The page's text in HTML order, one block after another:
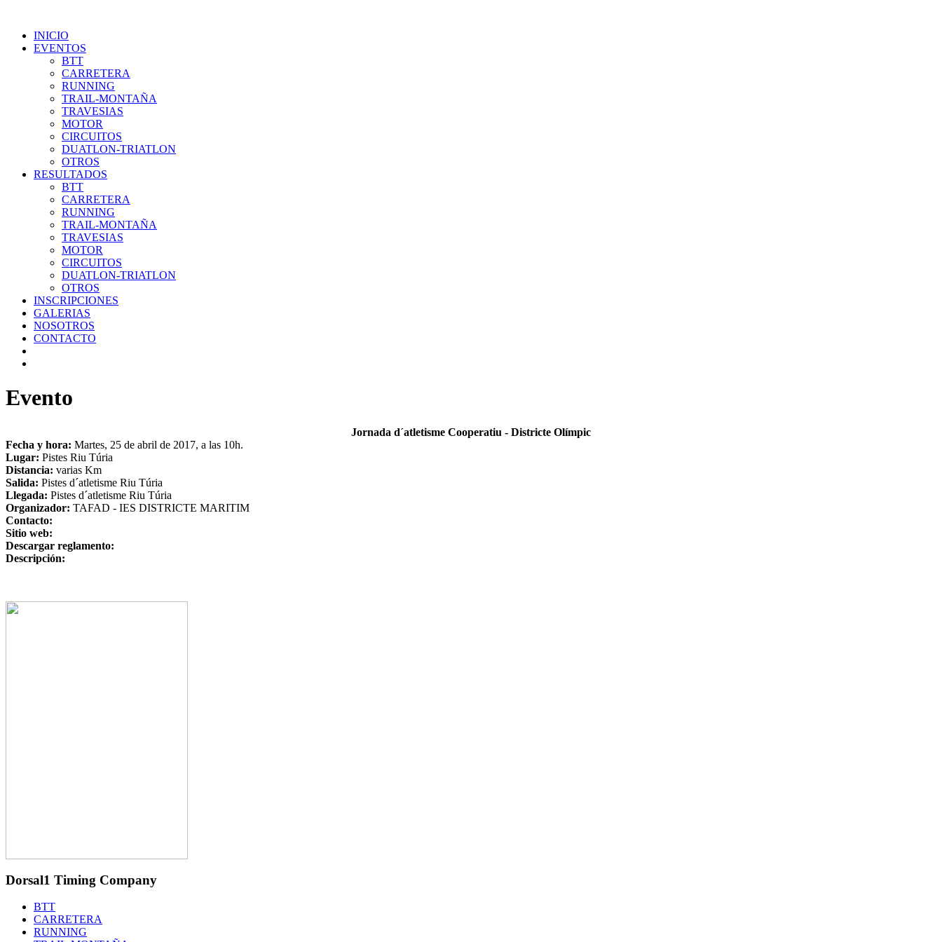
INICIO
EVENTOS
BTT
CARRETERA
RUNNING
TRAIL-MONTAÑA
TRAVESIAS
MOTOR
CIRCUITOS
DUATLON-TRIATLON
OTROS
RESULTADOS
BTT
CARRETERA
RUNNING
TRAIL-MONTAÑA
TRAVESIAS
MOTOR
CIRCUITOS
DUATLON-TRIATLON
OTROS
INSCRIPCIONES
GALERIAS
NOSOTROS
CONTACTO
Evento
Jornada d´atletisme Cooperatiu - Districte Olímpic
Fecha y hora: Martes, 25 de abril de 2017, a las 10h.
Lugar: Pistes Riu Túria
Distancia: varias Km
Salida: Pistes d´atletisme Riu Túria
Llegada: Pistes d´atletisme Riu Túria
Organizador: TAFAD - IES DISTRICTE MARITIM
Contacto:
Sitio web:
Descargar reglamento:
Descripción:
Dorsal1 Timing Company
BTT
CARRETERA
RUNNING